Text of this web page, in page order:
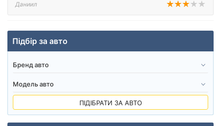
Даниил
Підбір за авто
ПІДІБРАТИ ЗА АВТО